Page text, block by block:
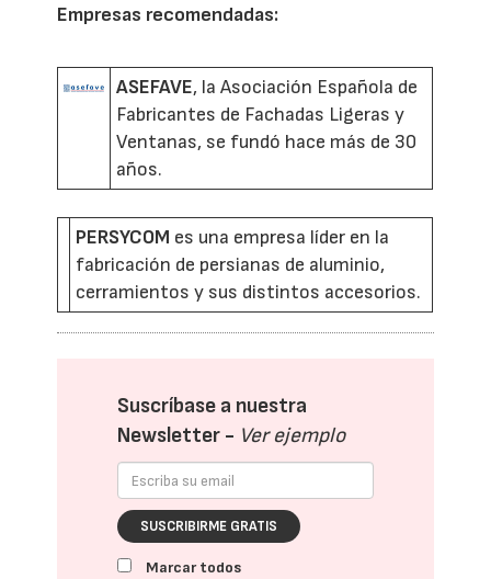
Empresas recomendadas:
ASEFAVE, la Asociación Española de
Fabricantes de Fachadas Ligeras y
Ventanas, se fundó hace más de 30
años.
PERSYCOM es una empresa líder en la
fabricación de persianas de aluminio,
cerramientos y sus distintos accesorios.
Suscríbase a nuestra
Newsletter - Ver ejemplo
SUSCRIBIRME GRATIS
Marcar todos